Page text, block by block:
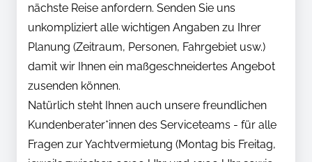
nächste Reise anfordern. Senden Sie uns
unkompliziert alle wichtigen Angaben zu Ihrer
Planung (Zeitraum, Personen, Fahrgebiet usw.)
damit wir Ihnen ein maßgeschneidertes Angebot
zusenden können.
Natürlich steht Ihnen auch unsere freundlichen
Kundenberater*innen des Serviceteams - für alle
Fragen zur Yachtvermietung (Montag bis Freitag,